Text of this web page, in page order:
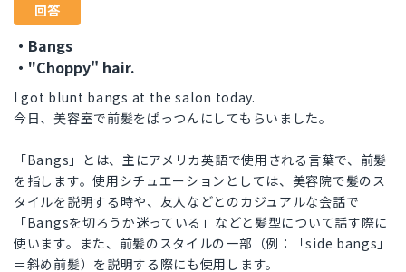
回答
・Bangs
・"Choppy" hair.
I got blunt bangs at the salon today.
今日、美容室で前髪をぱっつんにしてもらいました。
「Bangs」とは、主にアメリカ英語で使用される言葉で、前髪
を指します。使用シチュエーションとしては、美容院で髪のス
タイルを説明する時や、友人などとのカジュアルな会話で
「Bangsを切ろうか迷っている」などと髪型について話す際に
使います。また、前髪のスタイルの一部（例：「side bangs」
＝斜め前髪）を説明する際にも使用します。